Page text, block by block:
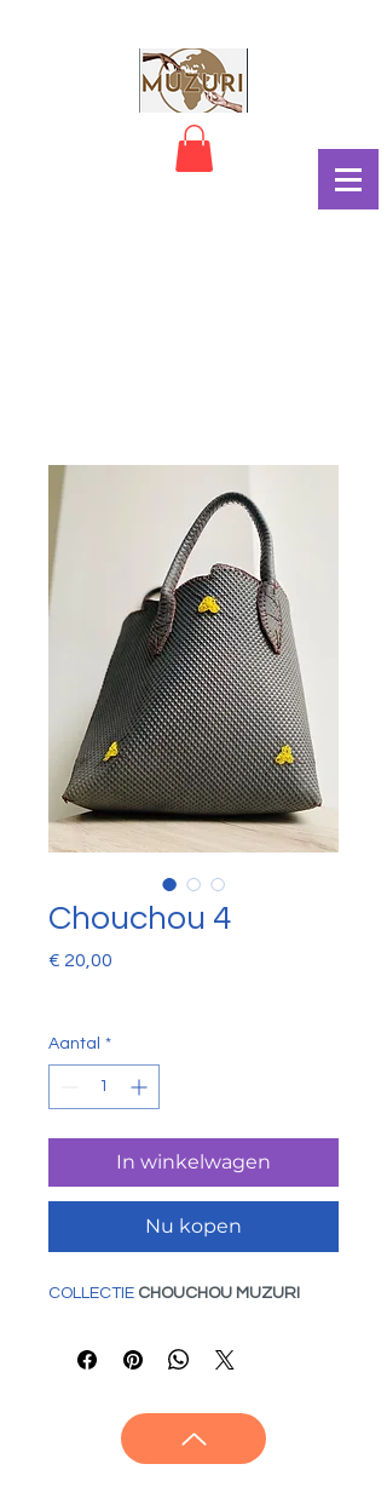
Chouchou 4
€ 20,00
Aantal *
In winkelwagen
Nu kopen
COLLECTIE CHOUCHOU MUZURI